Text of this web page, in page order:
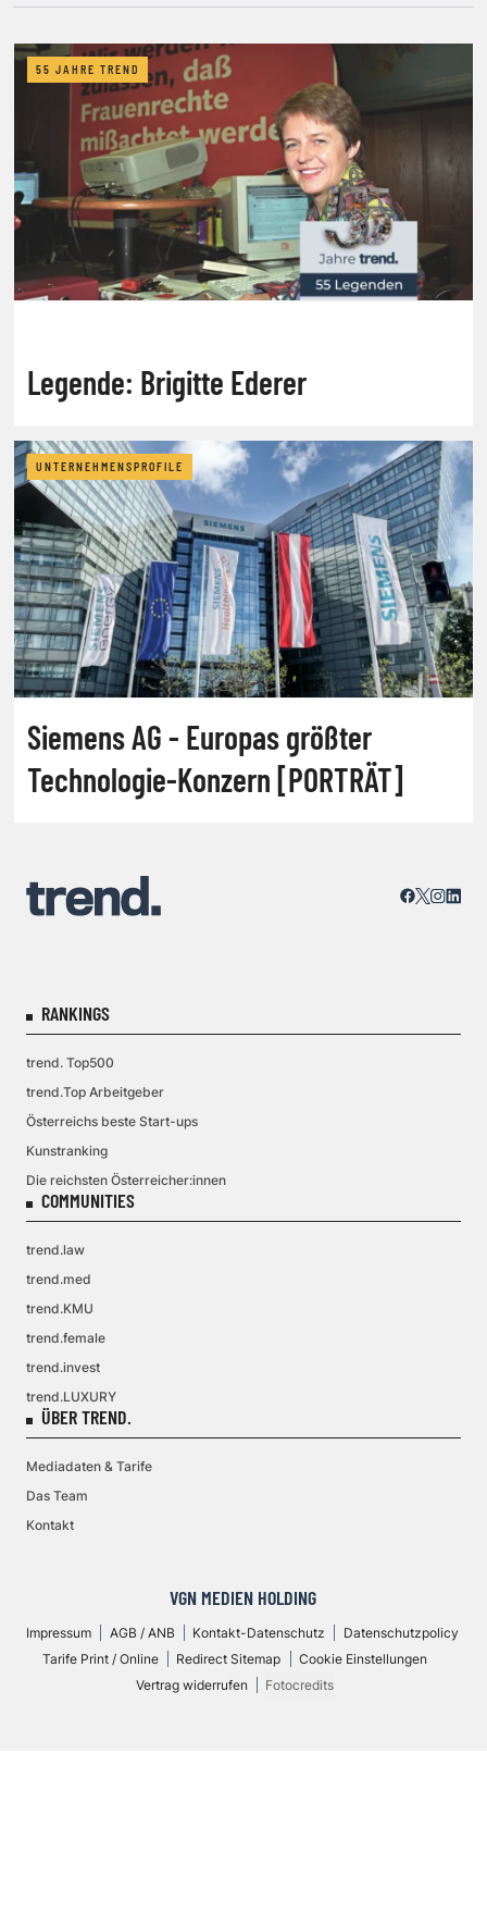
55 JAHRE TREND
Legende: Brigitte Ederer
UNTERNEHMENSPROFILE
Siemens AG - Europas größter
Technologie-Konzern [PORTRÄT]
RANKINGS
trend. Top500
trend.Top Arbeitgeber
Österreichs beste Start-ups
Kunstranking
Die reichsten Österreicher:innen
COMMUNITIES
trend.law
trend.med
trend.KMU
trend.female
trend.invest
trend.LUXURY
ÜBER TREND.
Mediadaten & Tarife
Das Team
Kontakt
VGN MEDIEN HOLDING
Impressum AGB / ANB Kontakt-Datenschutz
Datenschutzpolicy
Tarife Print / Online
Redirect Sitemap
Cookie Einstellungen
Vertrag widerrufen
Fotocredits